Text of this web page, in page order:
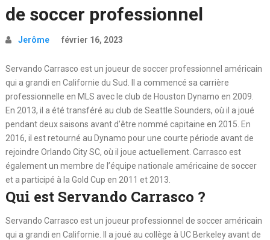
de soccer professionnel
Jerôme février 16, 2023
Servando Carrasco est un joueur de soccer professionnel américain
qui a grandi en Californie du Sud. Il a commencé sa carrière
professionnelle en MLS avec le club de Houston Dynamo en 2009.
En 2013, il a été transféré au club de Seattle Sounders, où il a joué
pendant deux saisons avant d’être nommé capitaine en 2015. En
2016, il est retourné au Dynamo pour une courte période avant de
rejoindre Orlando City SC, où il joue actuellement. Carrasco est
également un membre de l’équipe nationale américaine de soccer
et a participé à la Gold Cup en 2011 et 2013.
Qui est Servando Carrasco ?
Servando Carrasco est un joueur professionnel de soccer américain
qui a grandi en Californie. Il a joué au collège à UC Berkeley avant de